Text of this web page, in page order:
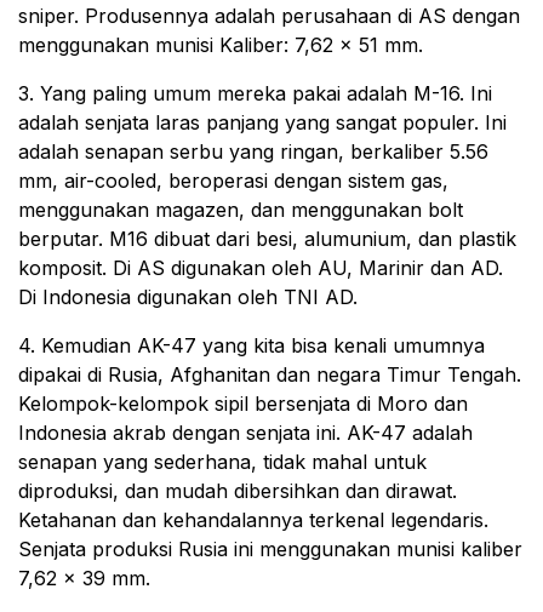
sniper. Produsennya adalah perusahaan di AS dengan
menggunakan munisi Kaliber: 7,62 x 51 mm.
3. Yang paling umum mereka pakai adalah M-16. Ini
adalah senjata laras panjang yang sangat populer. Ini
adalah senapan serbu yang ringan, berkaliber 5.56
mm, air-cooled, beroperasi dengan sistem gas,
menggunakan magazen, dan menggunakan bolt
berputar. M16 dibuat dari besi, alumunium, dan plastik
komposit. Di AS digunakan oleh AU, Marinir dan AD.
Di Indonesia digunakan oleh TNI AD.
4. Kemudian AK-47 yang kita bisa kenali umumnya
dipakai di Rusia, Afghanitan dan negara Timur Tengah.
Kelompok-kelompok sipil bersenjata di Moro dan
Indonesia akrab dengan senjata ini. AK-47 adalah
senapan yang sederhana, tidak mahal untuk
diproduksi, dan mudah dibersihkan dan dirawat.
Ketahanan dan kehandalannya terkenal legendaris.
Senjata produksi Rusia ini menggunakan munisi kaliber
7,62 × 39 mm.